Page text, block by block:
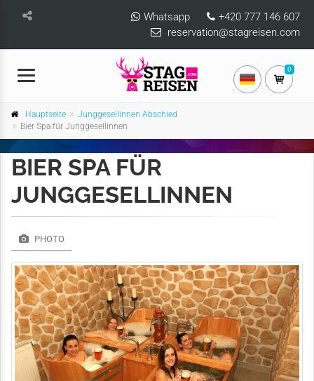
Whatsapp
+420 777 146 607
reservation@stagreisen.com
0
Hauptseite
Junggesellinnen Abschied
Bier Spa für Junggesellinnen
BIER SPA FÜR
JUNGGESELLINNEN
PHOTO